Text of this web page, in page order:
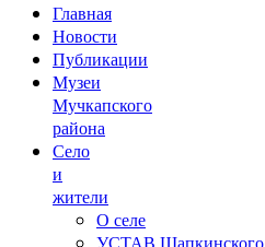
Главная
Новости
Публикации
Музеи
Мучкапского
района
Село
и
жители
О селе
УСТАВ Шапкинского